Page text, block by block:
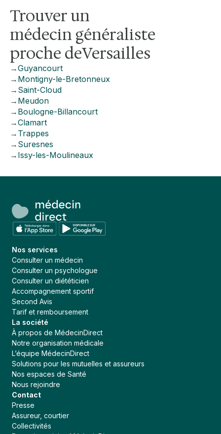
Trouver un
médecin généraliste
proche deVersailles
→Guyancourt
→ Montigny-le-Bretonneux
→ Saint-Cloud
→ Meudon
→ Boulogne-Billancourt
→Clamart
→ Trappes
→ Suresnes
→ Issy-les-Moulineaux
Nos services
Consulter un médecin
Consulter un psychologue
Consulter un diététicien
Accompagnement sportif
Second Avis
Tarif et remboursement
La société
À propos de MédecinDirect
Notre organisation médicale
L’équipe MédecinDirect
Solutions pour les mutuelles et assureurs
Nos espaces de Santé
Nous rejoindre
Contact
Presse
Assureur, courtier
Collectivités